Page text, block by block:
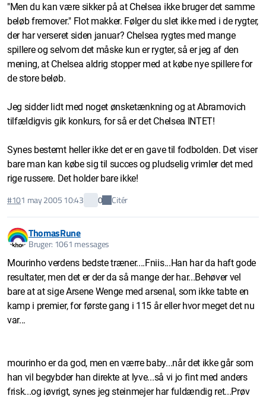
"Men du kan være sikker på at Chelsea ikke bruger det samme
beløb fremover." Flot makker. Følger du slet ikke med i de rygter,
der har verseret siden januar? Chelsea rygtes med mange
spillere og selvom det måske kun er rygter, så er jeg af den
mening, at Chelsea aldrig stopper med at købe nye spillere for
de store beløb.
Jeg sidder lidt med noget ønsketænkning og at Abramovich
tilfældigvis gik konkurs, for så er det Chelsea INTET!
Synes bestemt heller ikke det er en gave til fodbolden. Det viser
bare man kan købe sig til succes og pludselig vrimler det med
rige russere. Det holder bare ikke!
#101 may 2005 10:43 0 Citér
ThomasRune
Bruger: 1061 messages
Mourinho verdens bedste træner....Fniis...Han har da haft gode
resultater, men det er der da så mange der har...Behøver vel
bare at at sige Arsene Wenge med arsenal, som ikke tabte en
kamp i premier, for første gang i 115 år eller hvor meget det nu
var...
mourinho er da god, men en værre baby...når det ikke går som
han vil begybder han direkte at lyve...så vi jo fint med anders
frisk...og iøvrigt, synes jeg steinmejer har fuldændig ret...Prøv